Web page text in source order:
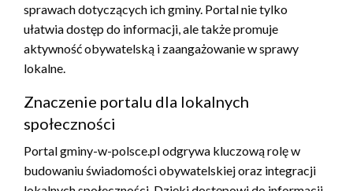
sprawach dotyczących ich gminy. Portal nie tylko
ułatwia dostęp do informacji, ale także promuje
aktywność obywatelską i zaangażowanie w sprawy
lokalne.
Znaczenie portalu dla lokalnych
społeczności
Portal gminy-w-polsce.pl odgrywa kluczową rolę w
budowaniu świadomości obywatelskiej oraz integracji